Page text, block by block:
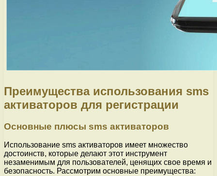
Преимущества использования sms
активаторов для регистрации
Основные плюсы sms активаторов
Использование sms активаторов имеет множество
достоинств, которые делают этот инструмент
незаменимым для пользователей, ценящих свое время и
безопасность. Рассмотрим основные преимущества: